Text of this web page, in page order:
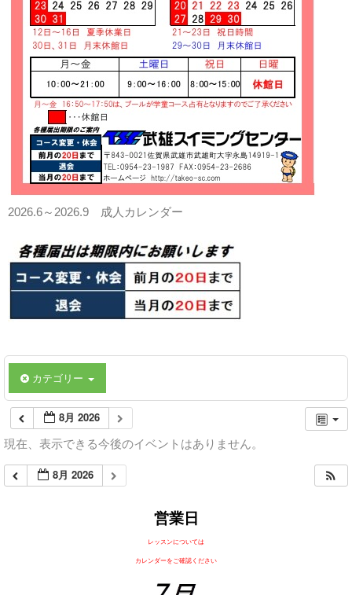
2026.6～2026.9 成人カレンダー
カテゴリー
8月 2026
現在、表示できる今後のイベントはありません。
8月 2026
営業日
レッスンについては
カレンダーをご確認ください